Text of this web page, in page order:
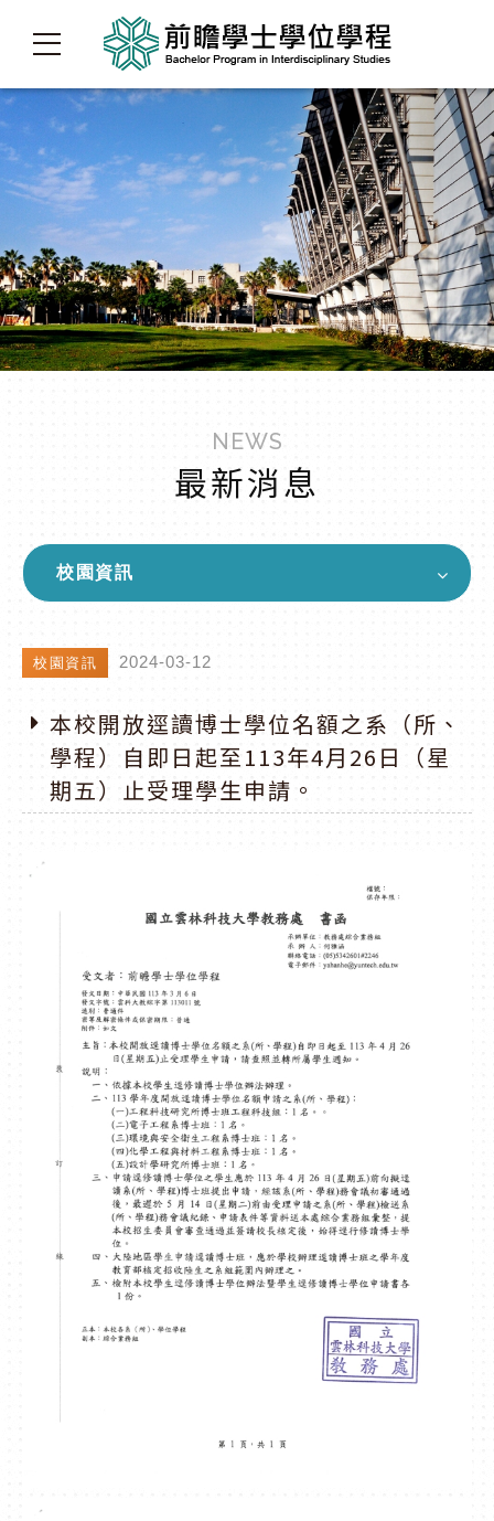
NEWS
最新消息
校園資訊
校園資訊 2024-03-12
本校開放逕讀博士學位名額之系（所、
學程）自即日起至113年4月26日（星
期五）止受理學生申請。